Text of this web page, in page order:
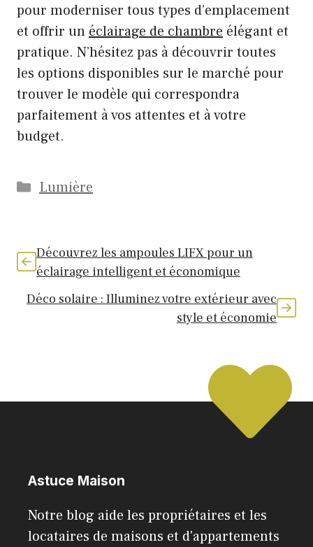
pour moderniser tous types d’emplacement
et offrir un éclairage de chambre élégant et
pratique. N’hésitez pas à découvrir toutes
les options disponibles sur le marché pour
trouver le modèle qui correspondra
parfaitement à vos attentes et à votre
budget.
Catégories
Lumière
Découvrez les ampoules LIFX pour un
éclairage intelligent et économique
Déco solaire : Illuminez votre extérieur avec
style et économie
Astuce Maison
Notre blog aide les propriétaires et les
locataires de maisons et d'appartements